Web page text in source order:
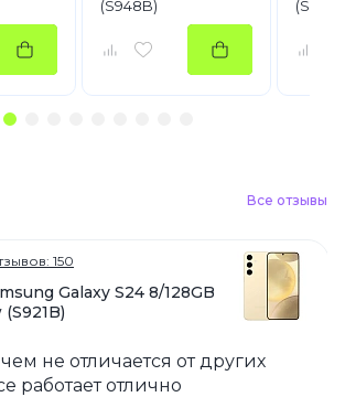
(S948B)
Все отзывы
150
Galaxy S24 8/128GB
не отличается от других
работает отлично